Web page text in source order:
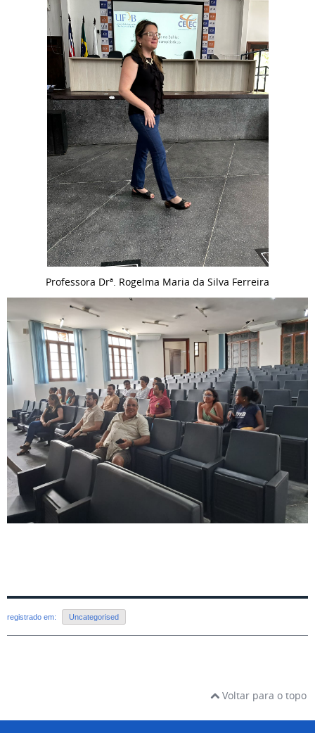
Professora Drª. Rogelma Maria da Silva Ferreira
registrado em: Uncategorised
Voltar para o topo